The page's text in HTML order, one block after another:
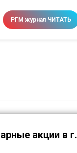
РГМ журнал ЧИТАТЬ
акции в г.